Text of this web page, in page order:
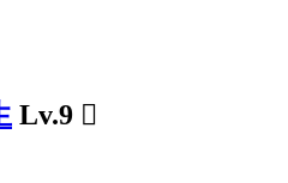
Lv.9 